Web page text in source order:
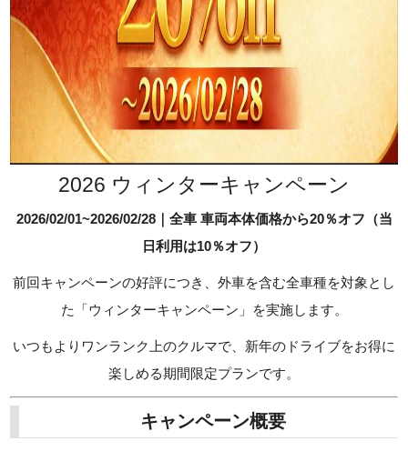
2026 ウィンターキャンペーン
2026/02/01~2026/02/28｜全車 車両本体価格から20％オフ（当
日利用は10％オフ）
前回キャンペーンの好評につき、外車を含む全車種を対象とし
た「ウィンターキャンペーン」を実施します。
いつもよりワンランク上のクルマで、新年のドライブをお得に
楽しめる期間限定プランです。
キャンペーン概要